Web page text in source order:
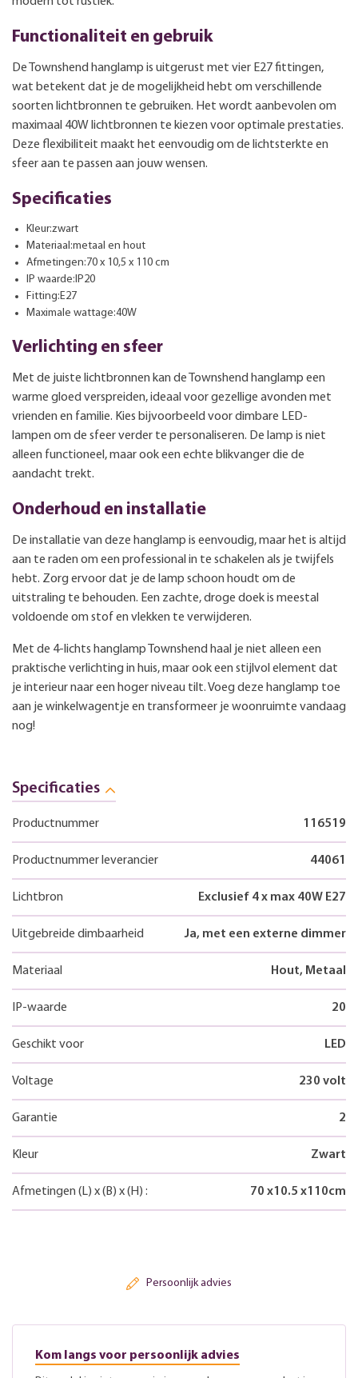
Functionaliteit en gebruik
De Townshend hanglamp is uitgerust met vier E27 fittingen,
wat betekent dat je de mogelijkheid hebt om verschillende
soorten lichtbronnen te gebruiken. Het wordt aanbevolen om
maximaal 40W lichtbronnen te kiezen voor optimale prestaties.
Deze flexibiliteit maakt het eenvoudig om de lichtsterkte en
sfeer aan te passen aan jouw wensen.
Specificaties
Kleur:zwart
Materiaal:metaal en hout
Afmetingen:70 x 10,5 x 110 cm
IP waarde:IP20
Fitting:E27
Maximale wattage:40W
Verlichting en sfeer
Met de juiste lichtbronnen kan de Townshend hanglamp een
warme gloed verspreiden, ideaal voor gezellige avonden met
vrienden en familie. Kies bijvoorbeeld voor dimbare LED-
lampen om de sfeer verder te personaliseren. De lamp is niet
alleen functioneel, maar ook een echte blikvanger die de
aandacht trekt.
Onderhoud en installatie
De installatie van deze hanglamp is eenvoudig, maar het is altijd
aan te raden om een professional in te schakelen als je twijfels
hebt. Zorg ervoor dat je de lamp schoon houdt om de
uitstraling te behouden. Een zachte, droge doek is meestal
voldoende om stof en vlekken te verwijderen.
Met de 4-lichts hanglamp Townshend haal je niet alleen een
praktische verlichting in huis, maar ook een stijlvol element dat
je interieur naar een hoger niveau tilt. Voeg deze hanglamp toe
aan je winkelwagentje en transformeer je woonruimte vandaag
nog!
Specificaties
Productnummer 116519
Productnummer leverancier 44061
Lichtbron Exclusief 4 x max 40W E27
Uitgebreide dimbaarheid Ja, met een externe dimmer
Materiaal Hout, Metaal
IP-waarde 20
Geschikt voor LED
Voltage 230 volt
Garantie 2
Kleur Zwart
Afmetingen (L) x(B) x(H) : 70 x10.5 x110cm
Persoonlijk advies
Kom langs voor persoonlijk advies